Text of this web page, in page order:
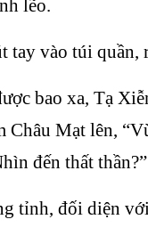
lẽo.
tay vào túi quần,
bao xa, Tạ
Châu Mạt lên,
đến thất thần?”
tỉnh, đối diện